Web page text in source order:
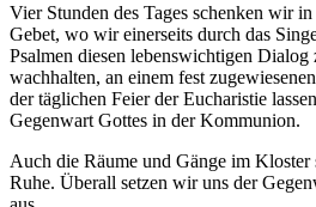
Vier Stunden des Tages schenken wir
Gebet, wo wir einerseits durch das
Psalmen diesen lebenswichtigen
wachhalten, an einem fest
der täglichen Feier der Eucharistie
Gegenwart Gottes in der Kommunion.
Auch die Räume und Gänge im
Ruhe. Überall setzen wir uns der